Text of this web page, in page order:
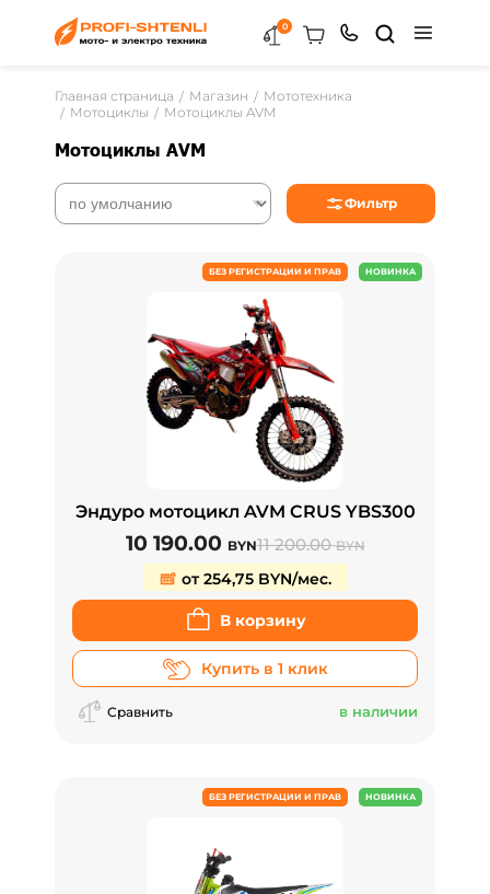
0
Главная страница Магазин
Мототехника
Мотоциклы
Мотоциклы AVM
Мотоциклы AVM
Фильтр
БЕЗ РЕГИСТРАЦИИ И ПРАВ НОВИНКА
Эндуро мотоцикл AVM CRUS YBS300
10 190.00 BYN11 200.00BYN
от 254,75 BYN/мес.
В корзину
Купить в 1 клик
Сравнить в наличии
БЕЗ РЕГИСТРАЦИИ И ПРАВ НОВИНКА